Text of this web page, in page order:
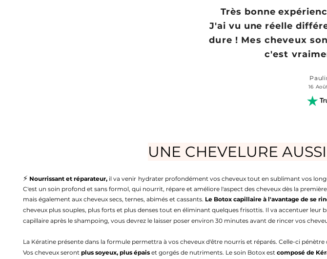
Très bonne
J'ai vu une réelle
dure ! Mes cheveux
c'est
16
UNE CHEVELURE
⚡️ Nourrissant et réparateur, il va venir hydrater profondément vos cheveux tout en sublimant vos
C'est un soin profond et sans formol, qui nourrit, répare et améliore l'aspect des cheveux dès la
mais également aux cheveux secs, ternes, abimés et cassants. Le Botox capillaire à l'avantage de se
cheveux plus souples, plus forts et plus denses tout en éliminant quelques frisottis. Il va accentuer leur
capillaire après le shampoing, vous devrez le laisser poser environ 30 minutes avant de rincer vos
La Kératine présente dans la formule permettra à vos cheveux d'être nourris et réparés. Celle-ci
Vos cheveux seront plus soyeux, plus épais et gorgés de nutriments. Le soin Botox est composé de